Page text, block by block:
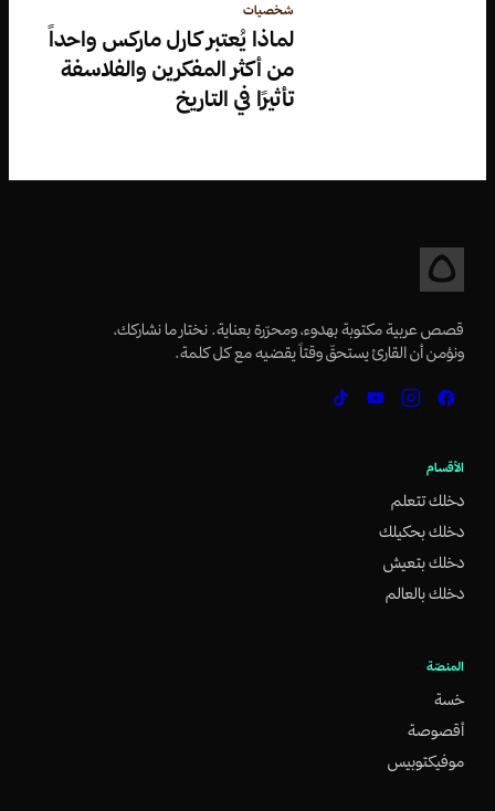
شخصيات
لماذا يُعتبر كارل ماركس واحداً
من أكثر المفكرين والفلاسفة
تأثيرًا في التاريخ
قصص عربية مكتوبة بهدوء، ومحرّرة بعناية. نختار ما نشاركك،
ونؤمن أن القارئ يستحقّ وقتاً يقضيه مع كل كلمة.
الأقسام
دخلك تتعلم
دخلك بحكيلك
دخلك بتعيش
دخلك بالعالم
المنصّة
خسة
أقصوصة
موفيكتوبيس